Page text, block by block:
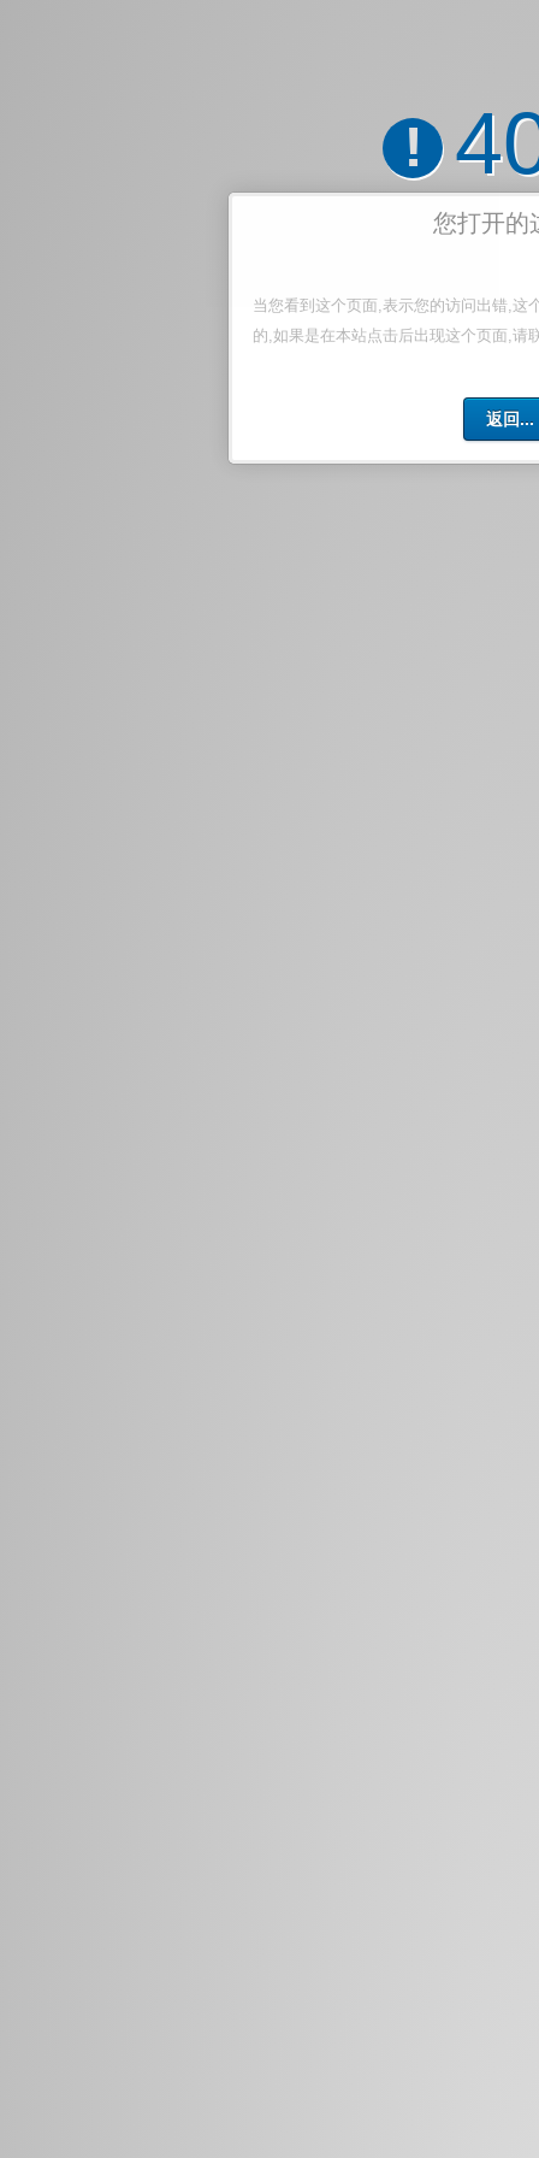
!
您打开的
当您看到这个页面,表示您的访问出错,这
的,如果是在本站点击后出现这个页面,请
返回...